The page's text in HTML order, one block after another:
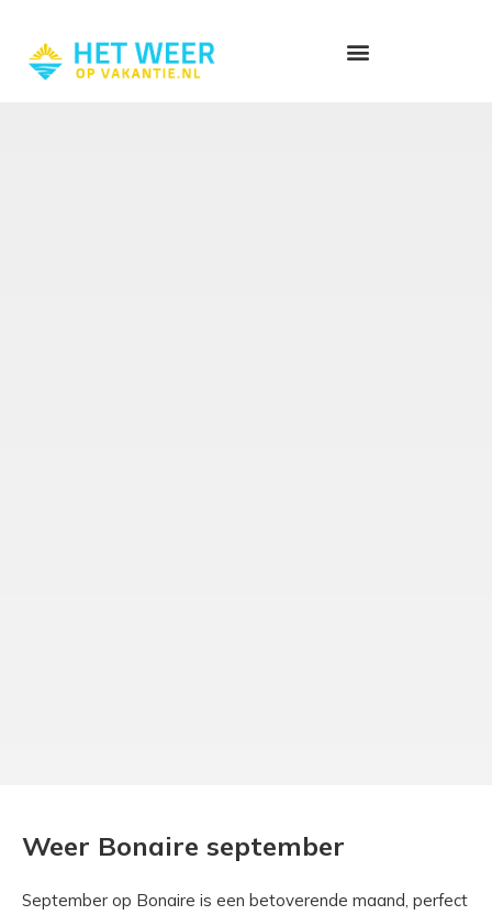
Weer Bonaire september
September op Bonaire is een betoverende maand, perfect